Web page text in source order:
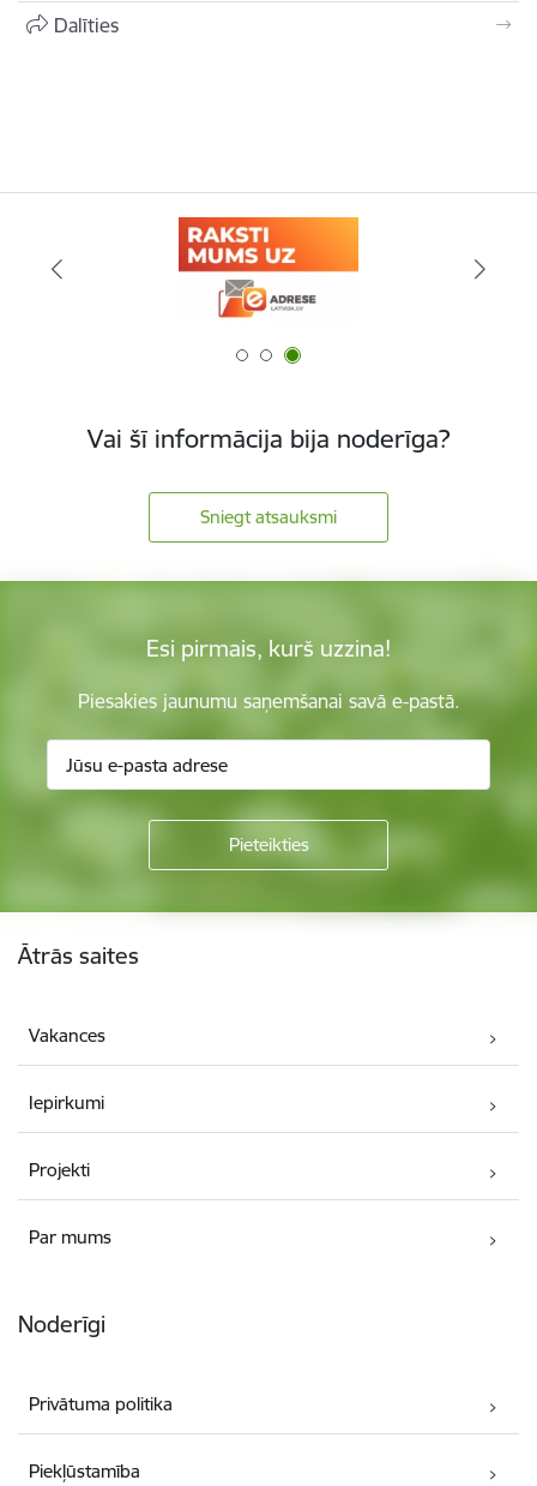
Dalīties
Vai šī informācija bija noderīga?
Sniegt atsauksmi
Esi pirmais, kurš uzzina!
Piesakies jaunumu saņemšanai savā e-pastā.
Ātrās saites
Vakances
Iepirkumi
Projekti
Par mums
Noderīgi
Privātuma politika
Piekļūstamība